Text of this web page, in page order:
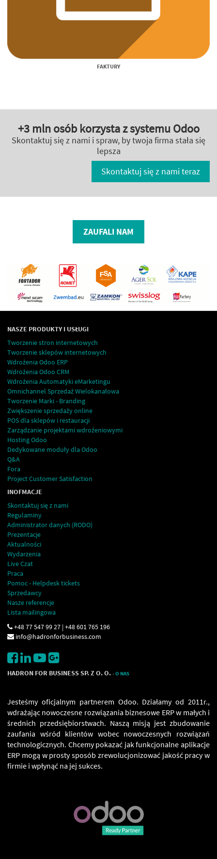
FAKTURY
+3 mln osób korzysta z systemu Odoo
Skontaktuj się z nami i spraw, by twoja firma stała się
lepsza
Skontaktuj się z nami teraz
ZAUFALI NAM
NASZE PRODUKTY I USŁUGI
Tworzenie stron internetowych
Tworzenie sklepów internetowych
Wdrożenia Odoo ERP
Wdrożenia Odoo CRM
Wdrożenia Automatyki eMarketingu
Omnichannel Sprzedaż Wielokanałowa
Tworzenie Marki - Branding
Zwiększenie sprzedaży online
POS dla sklepów i restauracji
Zarządzanie projektami wdrożeniowymi
Hosting Odoo
Dedykowane moduły dla Odoo
Q&A
Fora
Project Customer Satisfaction
INOFMACJE
Skontaktuj się z nami
Regulaminy
Administrator danych (RODO)
Prezentacje
Aktualności
Wydarzenia
Live Czat
Praca
Pomoc - Helpdesk tickets
Sprzedawcy
Nasze referencje
Lista mailingowa
+48 77 547 99 27 | +48 601 765 196
info@hadronforbusiness.com
HADRON FOR BUSINESS SP. Z O. O. - O NAS
Jesteśmy oficjalnym partnerem Odoo. Działamy od 2011r.,
wdrażając nowoczesne rozwiązania biznesowe ERP w małych i
średnich przedsiębiorstwach. Naszą misją jest zbudowanie
zaufania wśród klientów wobec nowoczesnych rozwiązań
technologicznych. Chcemy pokazać jak funkcjonalne aplikacje
ERP mogą w prosty sposób zrewolucjonizować jakość pracy w
firmie i wpłynąć na jej sukces.